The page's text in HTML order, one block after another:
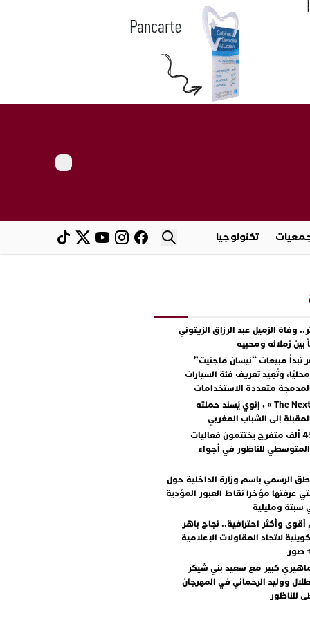
تكنولوجيا
وفاة الزميل عبد الرزاق الزيتوني
بين زملائه ومحبيه
تبدأ مبيعات “نيسان ماجنيت”
وتُعِيد تعريف فئة السيارات
متعددة الاستخدامات
مع « The Next Ad » ، إنوي يُسند حملته
إلى الشباب المغربي
أكثر من 45 ألف متفرج يختتمون فعاليات
المتوسطي للناظور في أجواء
الرسمي باسم وزارة الداخلية حول
عرفتها مؤخرا نقاط العبور المؤدية
سبتة ومليلية
أقوى وأكثر احترافية.. نجاح باهر
لاتحاد المقاولات الإعلامية
+ صور
كبير مع سعيد بني شيكر
ووليد الرحماني في المهرجان
للناظور